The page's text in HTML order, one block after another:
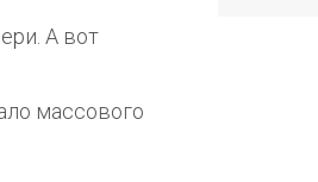
А вот
массового